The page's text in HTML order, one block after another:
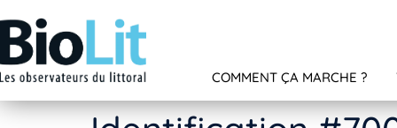
COMMENT ÇA MARCHE ?